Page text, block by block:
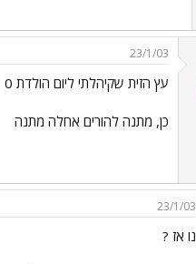
23/1/03
עץ הזית שקיהלתי ליום הולדת 0
כן, מתנה להורים אחלה מתנה
23/1/03
נו אז ?